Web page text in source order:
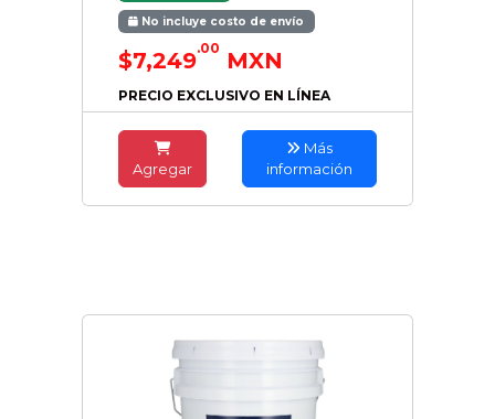
No incluye costo de envío
$7,249.00 MXN
PRECIO EXCLUSIVO EN LÍNEA
Agregar
Más
información